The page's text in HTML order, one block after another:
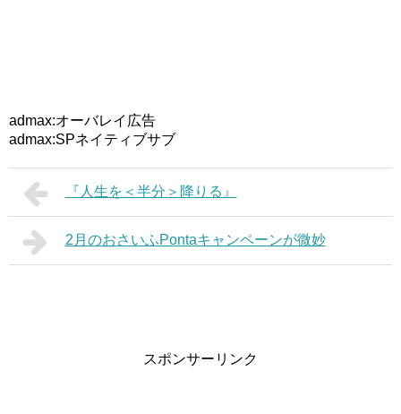
admax:オーバレイ広告
admax:SPネイティブサブ
『人生を＜半分＞降りる』
2月のおさいふPontaキャンペーンが微妙
スポンサーリンク